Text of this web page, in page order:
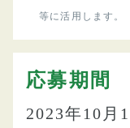
等に活用します。
応募期間
2023年10月